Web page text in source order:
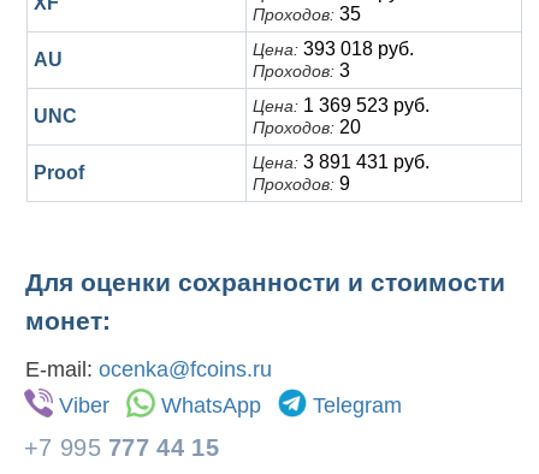
Проходов: 35
AU Цена: 393 018 руб.
Проходов: 3
UNC Цена: 1 369 523 руб.
Проходов: 20
Proof Цена: 3 891 431 руб.
Проходов: 9
Для оценки сохранности и стоимости
монет:
E-mail: ocenka@fcoins.ru
Viber
WhatsApp Telegram
+7 995 777 44 15